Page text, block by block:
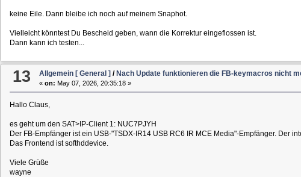
keine Eile. Dann bleibe ich noch auf meinem Snaphot.
Vielleicht könntest Du Bescheid geben, wann die Korrektur eingeflossen ist.
Dann kann ich testen...
13 Allgemein [ General ] /Nach Update funktionieren die FB-keymacros nicht
«on: May 07, 2026, 20:35:18 »
Hallo Claus,
es geht um den SAT>IP-Client 1: NUC7PJYH
Der FB-Empfänger ist ein USB-"TSDX-IR14 USB RC6 IR MCE Media"-Empfänger. Der
Das Frontend ist softhddevice.
Viele Grüße
wayne